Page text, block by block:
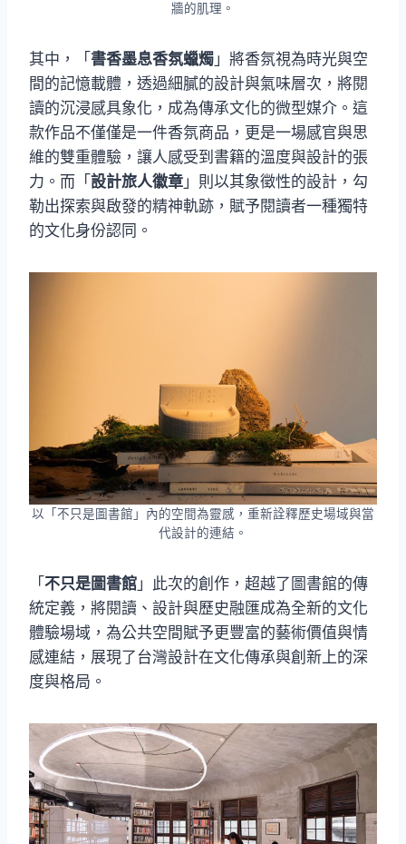
牆的肌理。
其中，「 書香墨息香氛蠟燭 」將香氛視為時光與空
間的記憶載體，透過細膩的設計與氣味層次，將閱
讀的沉浸感具象化，成為傳承文化的微型媒介。這
款作品不僅僅是一件香氛商品，更是一場感官與思
維的雙重體驗，讓人感受到書籍的溫度與設計的張
力。而「 設計旅人徽章 」則以其象徵性的設計，勾
勒出探索與啟發的精神軌跡，賦予閱讀者一種獨特
的文化身份認同。
以「不只是圖書館」內的空間為靈感，重新詮釋歷史場域與當
代設計的連結。
「 不只是圖書館 」此次的創作，超越了圖書館的傳
統定義，將閱讀、設計與歷史融匯成為全新的文化
體驗場域，為公共空間賦予更豐富的藝術價值與情
感連結，展現了台灣設計在文化傳承與創新上的深
度與格局。